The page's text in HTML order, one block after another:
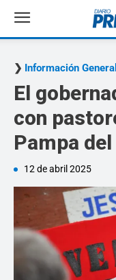
Información General
El
con
Pampa
12 de abril 2025